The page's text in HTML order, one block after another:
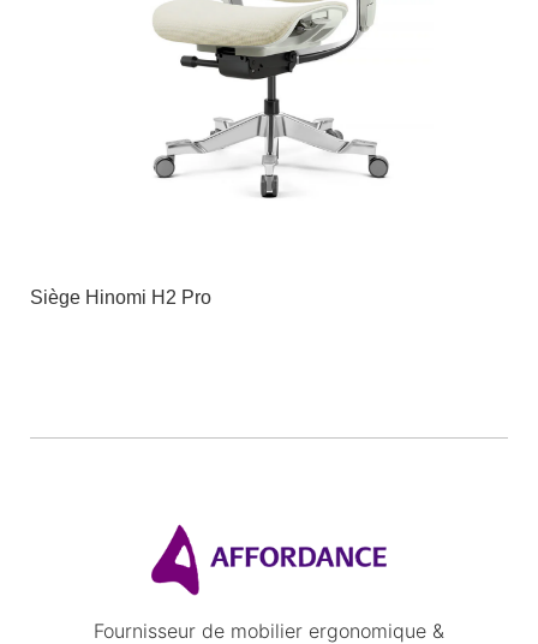
Siège Hinomi H2 Pro
Fournisseur de mobilier ergonomique &